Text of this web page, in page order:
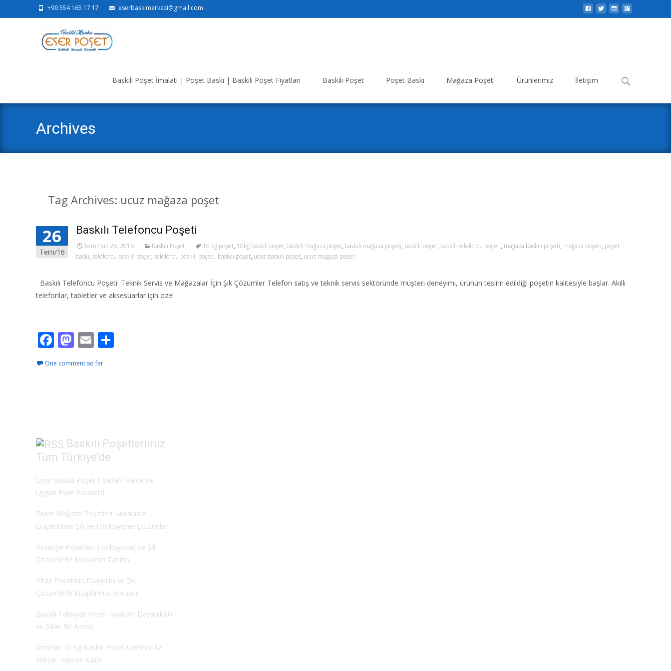
+90 554 165 17 17 eserbaskimerkezi@gmail.com
Baskılı Poşet İmalatı | Poşet Baskı | Baskılı Poşet Fiyatları Baskılı Poşet Poşet Baskı Mağaza Poşeti Ürünlerimiz İletişim
Search
Archives
Tag Archives: ucuz mağaza poşet
26
Tem/16
Baskılı Telefoncu Poşeti
Temmuz 26, 2016 Baskılı Poşet 10 kg poşet, 10kg baskılı poşet, baskılı mağaza poşet, baskılı mağaza poşeti, baskılı poşet, baskılı telefoncu poşeti, mağaza baskılı poşeti, mağaza poşeti, poşet
baskı, telefoncu baskılı poşet, telefoncu baskılı poşeti. baskılı poşet, ucuz baskılı poşet, ucuz mağaza poşet
Baskılı Telefoncu Poşeti: Teknik Servis ve Mağazalar İçin Şık Çözümler Telefon satış ve teknik servis sektöründe müşteri deneyimi, ürünün teslim edildiği poşetin kalitesiyle başlar. Akıllı
telefonlar, tabletler ve aksesuarlar için özel
F
e
k
M
as
to
E
m
ai
One comment so far
Baskılı Poşetlerimiz
Tüm Türkiye’de
İzmir Baskılı Poşet Fiyatları: Kalite ve
Uygun Fiyat Garantisi
Giyim Mağaza Poşetleri: Markanızı
Güçlendiren Şık ve Fonksiyonel Çözümler
Kırtasiye Poşetleri: Fonksiyonel ve Şık
Çözümlerle Markanızı Tanıtın
Kitap Poşetleri: Dayanıklı ve Şık
Çözümlerle Kitaplarınızı Koruyun
Baskılı Takviyeli Poşet Fiyatları: Dayanıklılık
ve Şıklık Bir Arada
İzmir’de 10 Kg Baskılı Poşet Üretimi: Az
Miktar, Yüksek Kalite